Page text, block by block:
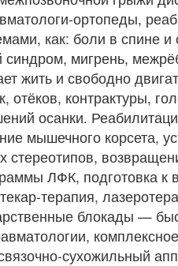
ортопеды,
как: боли в спине и
мигрень,
жить и свободно
отёков, контрактуры,
осанки.
мышечного корсета,
ЛФК, подготовка к
терапия,
блокады —
сухожильный